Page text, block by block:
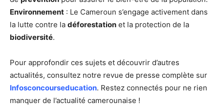
Environnement : Le Cameroun s’engage activement dans
la lutte contre la déforestation et la protection de la
biodiversité.
Pour approfondir ces sujets et découvrir d’autres
actualités, consultez notre revue de presse complète sur
Infosconcourseducation. Restez connectés pour ne rien
manquer de l’actualité camerounaise !